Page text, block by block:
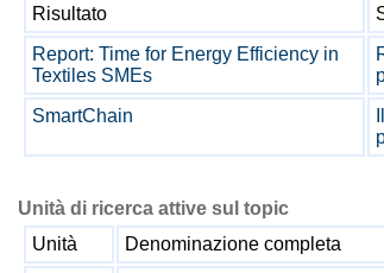
Risultato
Report: Time for Energy Efficiency in
Textiles SMEs
SmartChain
Unità di ricerca attive sul topic
Unità
Denominazione completa